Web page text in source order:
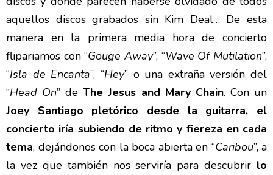
aquellos discos grabados sin Kim Deal… De esta
manera en la primera media hora de concierto
flipariamos con “Gouge Away”, “Wave Of Mutilation”,
“Isla de Encanta”, “Hey” o una extraña versión del
“Head On” deThe Jesus and Mary Chain. Con un
Joey Santiago pletórico desde la guitarra, el
concierto iría subiendo de ritmo y fiereza en cada
tema, dejándonos con la boca abierta en “Caribou”, a
la vez que también nos serviría para descubrir lo